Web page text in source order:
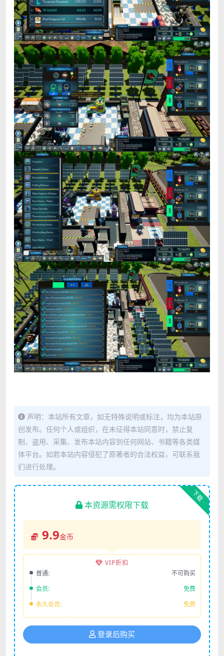
声明：本站所有文章，如无特殊说明或标注，均为本站原
创发布。任何个人或组织，在未征得本站同意时，禁止复
制、盗用、采集、发布本站内容到任何网站、书籍等各类媒
体平台。如若本站内容侵犯了原著者的合法权益，可联系我
们进行处理。
下载
本资源需权限下载
9.9金币
VIP折扣
普通:
不可购买
会员:
免费
永久会员:
免费
登录后购买